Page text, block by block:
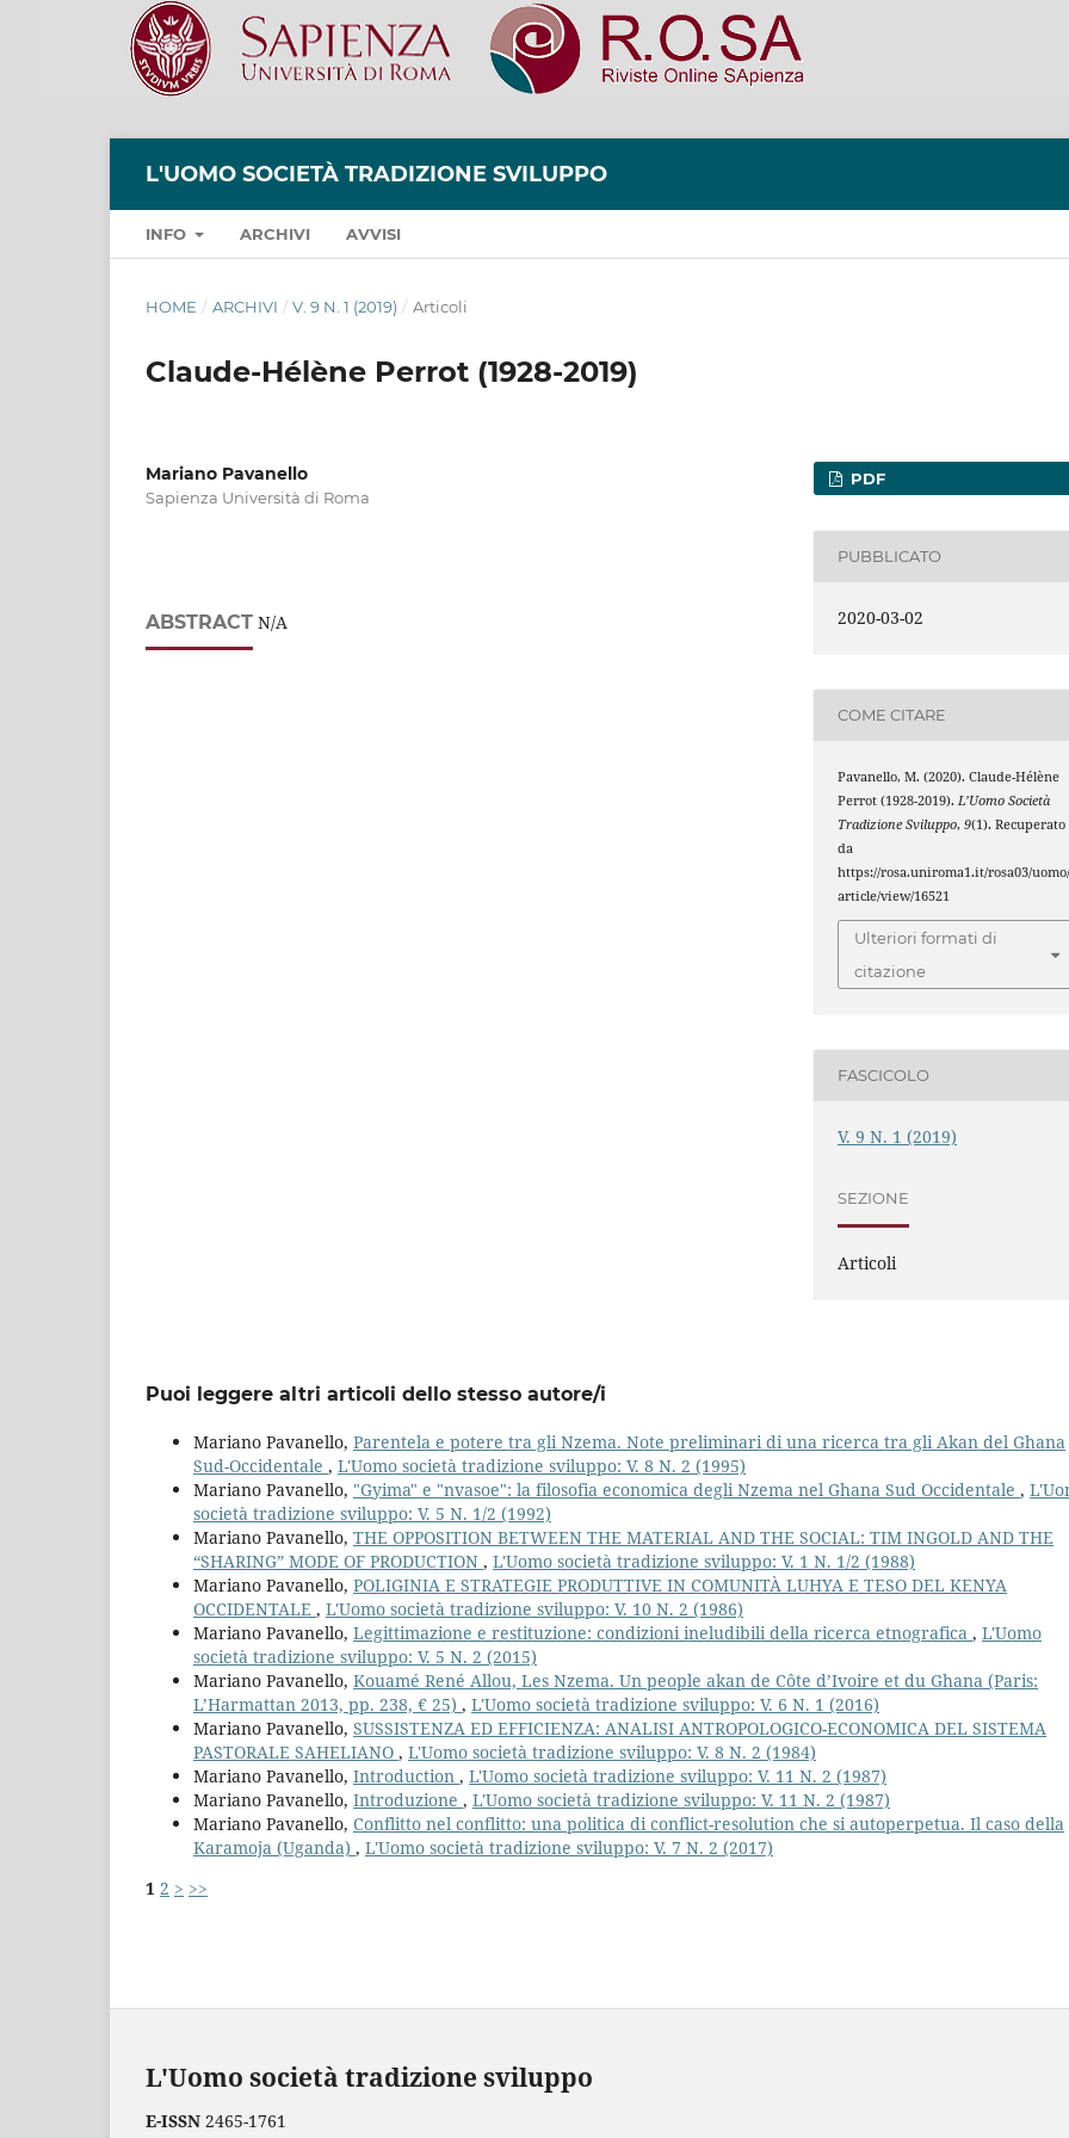
L'UOMO SOCIETÀ TRADIZIONE SVILUPPO
INFO ARCHIVI AVVISI
HOME / ARCHIVI / V. 9 N. 1 (2019) / Articoli
Claude-Hélène Perrot (1928-2019)
Mariano Pavanello
Sapienza Università di Roma
ABSTRACT N/A
PDF
PUBBLICATO
2020-03-02
COME CITARE
Pavanello, M. (2020). Claude-Hélène
Perrot (1928-2019).L’Uomo Società
Tradizione Sviluppo,9(1). Recuperato
da
https://rosa.uniroma1.it/rosa03/
article/view/16521
Ulteriori formati di
citazione
FASCICOLO
V. 9 N. 1 (2019)
SEZIONE
Articoli
Puoi leggere altri articoli dello stesso autore/i
Mariano Pavanello, Parentela e potere tra gli Nzema. Note preliminari di una ricerca tra gli Akan del Ghana
Sud-Occidentale , L'Uomo società tradizione sviluppo: V. 8 N. 2 (1995)
Mariano Pavanello, "Gyima" e "nvasoe": la filosofia economica degli Nzema nel Ghana Sud Occidentale ,
società tradizione sviluppo: V. 5 N. 1/2 (1992)
Mariano Pavanello, THE OPPOSITION BETWEEN THE MATERIAL AND THE SOCIAL: TIM INGOLD AND THE
“SHARING” MODE OF PRODUCTION , L'Uomo società tradizione sviluppo: V. 1 N. 1/2 (1988)
Mariano Pavanello, POLIGINIA E STRATEGIE PRODUTTIVE IN COMUNITÀ LUHYA E TESO DEL KENYA
OCCIDENTALE , L'Uomo società tradizione sviluppo: V. 10 N. 2 (1986)
Mariano Pavanello, Legittimazione e restituzione: condizioni ineludibili della ricerca etnografica , L'Uomo
società tradizione sviluppo: V. 5 N. 2 (2015)
Mariano Pavanello, Kouamé René Allou, Les Nzema. Un people akan de Côte d’Ivoire et du Ghana (Paris:
L’Harmattan 2013, pp. 238, € 25) , L'Uomo società tradizione sviluppo: V. 6 N. 1 (2016)
Mariano Pavanello, SUSSISTENZA ED EFFICIENZA: ANALISI ANTROPOLOGICO-ECONOMICA DEL SISTEMA
PASTORALE SAHELIANO , L'Uomo società tradizione sviluppo: V. 8 N. 2 (1984)
Mariano Pavanello, Introduction , L'Uomo società tradizione sviluppo: V. 11 N. 2 (1987)
Mariano Pavanello, Introduzione , L'Uomo società tradizione sviluppo: V. 11 N. 2 (1987)
Mariano Pavanello, Conflitto nel conflitto: una politica di conflict-resolution che si autoperpetua. Il caso della
Karamoja (Uganda) , L'Uomo società tradizione sviluppo: V. 7 N. 2 (2017)
1 2 > >>
L'Uomo società tradizione sviluppo
E-ISSN 2465-1761